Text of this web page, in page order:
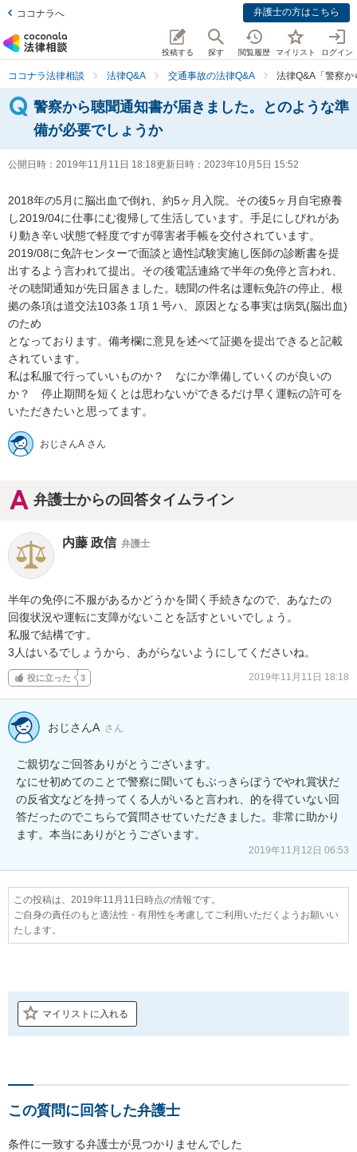
ココナラへ 弁護士の方はこちら
投稿する 探す 閲覧履歴 マイリスト ログイン
ココナラ法律相談 法律Q&A 交通事故の法律Q&A 法律Q&A「警察
警察から聴聞通知書が届きました。とのような準
備が必要でしょうか
公開日時： 2019年11月11日 18:18更新日時： 2023年10月5日 15:52
2018年の5月に脳出血で倒れ、約5ヶ月入院。その後5ヶ月自宅療養
し2019/04に仕事にむ復帰して生活しています。手足にしびれがあ
り動き辛い状態で軽度ですが障害者手帳を交付されています。
2019/08に免許センターで面談と適性試験実施し医師の診断書を提
出するよう言われて提出。その後電話連絡で半年の免停と言われ、
その聴聞通知が先日届きました。聴聞の件名は運転免許の停止、根
拠の条項は道交法103条１項１号ハ、原因となる事実は病気(脳出血)
のため
となっております。備考欄に意見を述べて証拠を提出できると記載
されています。
私は私服で行っていいものか？　なにか準備していくのが良いの
か？　停止期間を短くとは思わないができるだけ早く運転の許可を
いただきたいと思ってます。
おじさんA さん
弁護士からの回答タイムライン
内藤 政信 弁護士
半年の免停に不服があるかどうかを聞く手続きなので、あなたの
回復状況や運転に支障がないことを話すといいでしょう。
私服で結構です。
3人はいるでしょうから、あがらないようにしてくださいね。
役に立った 3 2019年11月11日 18:18
おじさんA さん
ご親切なご回答ありがとうございます。
なにせ初めてのことで警察に聞いてもぶっきらぼうでやれ賞状だ
の反省文などを持ってくる人がいると言われ、的を得ていない回
答だったのでこちらで質問させていただきました。非常に助かり
ます。本当にありがとうございます。
2019年11月12日 06:53
この投稿は、2019年11月11日時点の情報です。
ご自身の責任のもと適法性・有用性を考慮してご利用いただくようお願いい
たします。
マイリストに入れる
この質問に回答した弁護士
条件に一致する弁護士が見つかりませんでした